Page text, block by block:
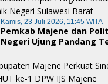
Kamis, 23 Juli 2026, 11:45 WITA
Pemkab Majene dan
Negeri Ujung Pandang
Jadi Embrio Pendirian
Negeri Sulawesi Barat